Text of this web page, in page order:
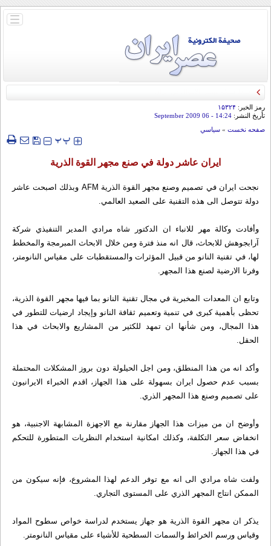
باز
رمز الخبر: ۱۵۳۲۴
تأريخ النشر: 14:24
- 06 September 2009
صفحه نخست » سياسي
‍‍‍ پپ
ايران عاشر دولة في صنع مجهر القوة الذرية
نجحت ايران في تصميم وصنع مجهر القوة الذرية AFM وبذلك اصبحت عاشر
دولة تتوصل الى هذه التقنية على الصعيد العالمي.
وأفادت وكالة مهر للانباء ان الدكتور شاه مرادي المدير التنفيذي شركة
آرابجوهش للابحاث، قال انه منذ فترة ومن خلال الابحاث المبرمجة والمخطط
لها، في تقنية النانو من قبيل المؤثرات والمستقطبات على مقياس النانومتر،
وفرنا الارضية لصنع هذا المجهر.
وتابع ان المعدات المخبرية في مجال تقنية النانو بما فيها مجهر القوة الذرية،
تحظى بأهمية كبرى في تنمية وتعميم ثقافة النانو وإيجاد ارضيات للتطور في
هذا المجال، ومن شأنها ان تمهد للكثير من المشاريع والابحاث في هذا
الحقل.
وأكد انه من هذا المنطلق، ومن اجل الحيلولة دون بروز المشكلات المحتملة
بسبب عدم حصول ايران بسهولة على هذا الجهاز، اقدم الخبراء الايرانيون
على تصميم وصنع هذا المجهر الذري.
وأوضح ان من ميزات هذا الجهاز مقارنة مع الاجهزة المشابهة الاجنبية، هو
انخفاض سعر التكلفة، وكذلك امكانية استخدام النظريات المتطورة للتحكم
في هذا الجهاز.
ولفت شاه مرادي الى انه مع توفر الدعم لهذا المشروع، فإنه سيكون من
الممكن انتاج المجهر الذري على المستوى التجاري.
يذكر ان مجهر القوة الذرية هو جهاز يستخدم لدراسة خواص سطوح المواد
وقياس ورسم الخرائط والسمات السطحية للأشياء على مقياس النانومتر.